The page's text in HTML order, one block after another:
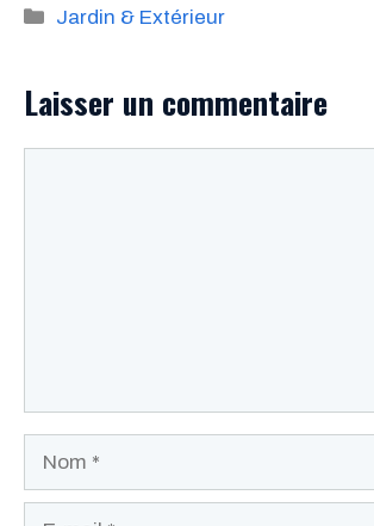
Catégories
Jardin & Extérieur
Laisser un commentaire